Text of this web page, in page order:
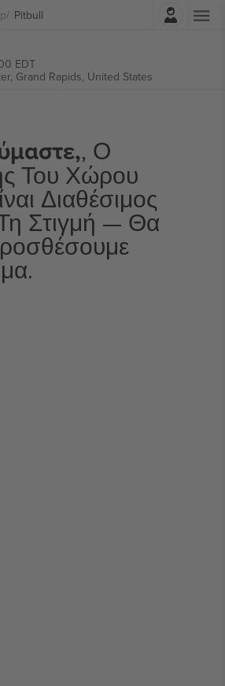
Pitbull
EDT
Grand Rapids, United States
, Ο
Του Χώρου
Διαθέσιμος
Στιγμή — Θα